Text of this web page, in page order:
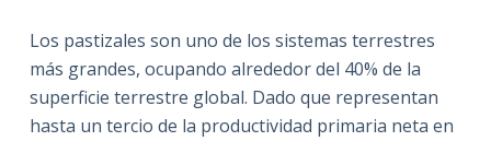
Los pastizales son uno de los sistemas terrestres
más grandes, ocupando alrededor del 40% de la
superficie terrestre global. Dado que representan
hasta un tercio de la productividad primaria neta en